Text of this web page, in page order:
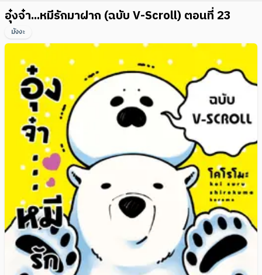
อุ๋งจ๋า...หมีรักมาฝาก (ฉบับ V-Scroll) ตอนที่ 23
มังงะ